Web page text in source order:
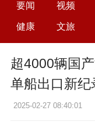
要闻 视频
健康 文旅
超4000辆国
单船出口新纪
2025-02-27 08:40:01